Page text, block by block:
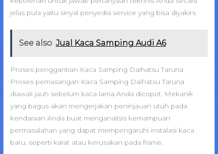
jelas pula yaitu sinyal penyedia service yang bisa diyakini.
See also Jual Kaca Samping Audi A6
Proses penggantian Kaca Samping Daihatsu Taruna
Proses pemasangan Kaca Samping Daihatsu Taruna
diawali jauh sebelum kaca lama Anda dicopot. Mekanik
yang bagus akan mengerjakan peninjauan utuh pada
kendaraan Anda buat menganalisis kemampuan
permasalahan yang dapat mempengaruhi instalasi kaca
baru, seperti karat atau kerusakan pada frame.